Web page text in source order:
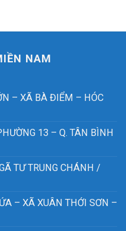
NAM
– XÃ BÀ ĐIỂM – HÓC
13 – Q. TÂN BÌNH
TƯ TRUNG CHÁNH /
– XÃ XUÂN THỚI SƠN –